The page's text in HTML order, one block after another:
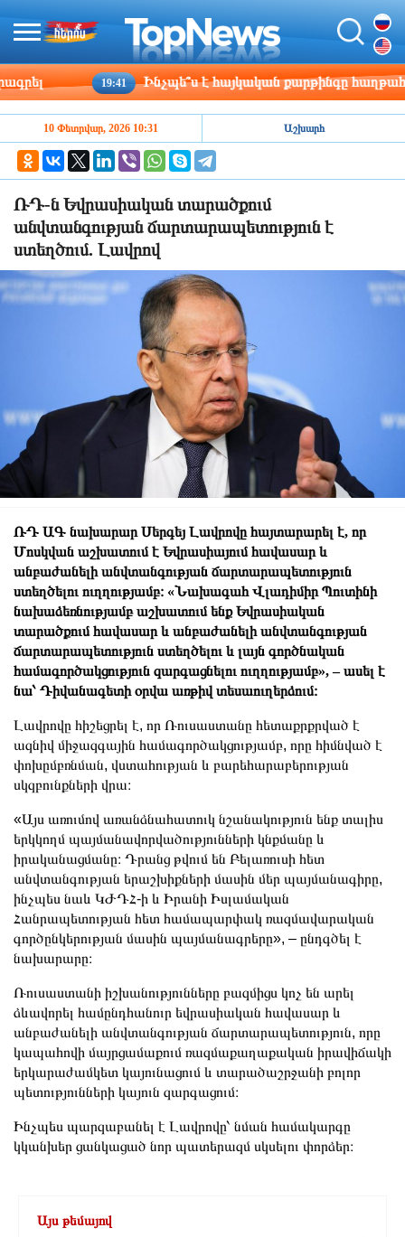
19:41 Ինչպե՞ս է հայկական քարթինգը
10 Փետրվար, 2026 10:31 Աշխարհ
ՌԴ-ն Եվրասիական տարածքում
անվտանգության ճարտարապետություն է
ստեղծում. Լավրով
ՌԴ ԱԳ նախարար Սերգեյ Լավրովը հայտարարել է, որ
Մոսկվան աշխատում է Եվրասիայում հավասար և
անբաժանելի անվտանգության ճարտարապետություն
ստեղծելու ուղղությամբ։ «Նախագահ Վլադիմիր Պուտինի
նախաձեռնությամբ աշխատում ենք Եվրասիական
տարածքում հավասար և անբաժանելի անվտանգության
ճարտարապետություն ստեղծելու և լայն գործնական
համագործակցություն զարգացնելու ուղղությամբ», – ասել է
նա՝ Դիվանագետի օրվա առթիվ տեսաուղերձում։
Լավրովը հիշեցրել է, որ Ռուսաստանը հետաքրքրված է
ազնիվ միջազգային համագործակցությամբ, որը հիմնված է
փոխըմբռնման, վստահության և բարեհարաբերության
սկզբունքների վրա։
«Այս առումով առանձնահատուկ նշանակություն ենք տալիս
երկկողմ պայմանավորվածությունների կնքմանը և
իրականացմանը։ Դրանց թվում են Բելառուսի հետ
անվտանգության երաշխիքների մասին մեր պայմանագիրը,
ինչպես նաև ԿԺԴՀ-ի և Իրանի Իսլամական
Հանրապետության հետ համապարփակ ռազմավարական
գործընկերության մասին պայմանագրերը», – ընդգծել է
նախարարը։
Ռուսաստանի իշխանությունները բազմիցս կոչ են արել
ձևավորել համընդհանուր եվրասիական հավասար և
անբաժանելի անվտանգության ճարտարապետություն, որը
կապահովի մայրցամաքում ռազմաքաղաքական իրավիճակի
երկարաժամկետ կայունացում և տարածաշրջանի բոլոր
պետությունների կայուն զարգացում։
Ինչպես պարզաբանել է Լավրովը՝ նման համակարգը
կկանխեր ցանկացած նոր պատերազմ սկսելու փորձեր։
Այս թեմայով